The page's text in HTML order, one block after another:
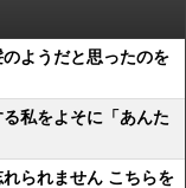
ようだと思ったのを
私をよそに「あんた
られません こちらを